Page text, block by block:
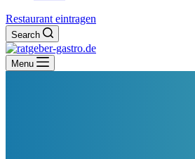
Restaurant eintragen
Search
Menu